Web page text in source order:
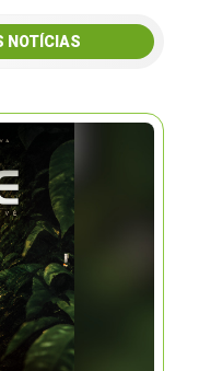
NOTÍCIAS